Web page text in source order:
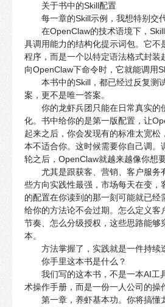
关于书中的Skill配置
每一章的Skill示例，我想特别交
在OpenClaw的技术语境下，
具调用能力的结构化提示词包。它不
程序，而是一个以特定语法格式封装
向OpenClaw下命令时，它就能调用
本书中的Skill，都已经过反复测
案，更不是唯一答案。
你的龙虾兵团只能在日常真实的
化。书中给你的是第一版配置，让
起来之后，你会发现有的标准太宽松
本不适合你。这时候需要你自己调。
轮之后，OpenClaw就越来越像你想
尤其是跟获客、营销、客户服务
些方向实践性最强，市场每天在变，
的配置在你读到的那一刻可能就已经
给你的方法论不会过期。怎么定义客
节奏、怎么分级授权，这些思路能够
本。
方法掌握了，实践就是一件持续
你手里这本书是什么？
我们写的这本书，不是一本AI工
术操作手册，而是一份一人公司的操
第一章，养虾基本功。你将搞懂